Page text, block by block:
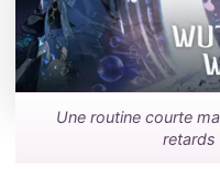
Une routine courte
retards